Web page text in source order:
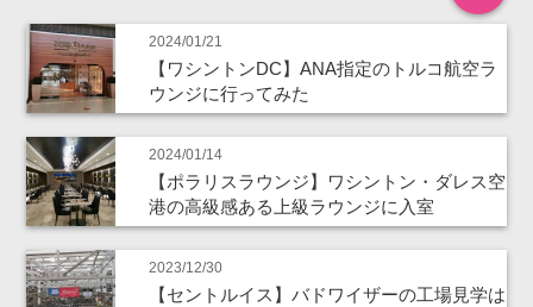
2024/01/21
【ワシントンDC】ANA指定のトルコ航空ラ
ウンジに行ってみた
2024/01/14
【ポラリスラウンジ】ワシントン・ダレス空
港の高級感ある上級ラウンジに入室
2023/12/30
【セントルイス】バドワイザーの工場見学は